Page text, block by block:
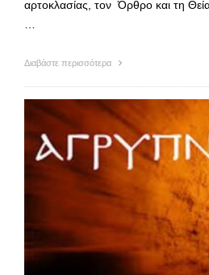
αρτοκλασίας, τον Όρθρο και τη
…
Διαβάστε περισσότερα